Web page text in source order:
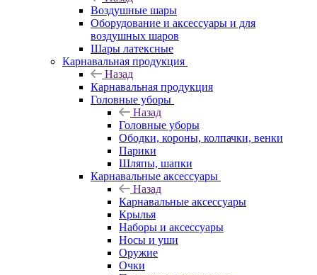
Воздушные шары
Оборудование и аксессуары и для
воздушных шаров
Шары латексные
Карнавальная продукция
Назад
Карнавальная продукция
Головные уборы
Назад
Головные уборы
Ободки, короны, колпачки, венки
Парики
Шляпы, шапки
Карнавальные аксессуары
Назад
Карнавальные аксессуары
Крылья
Наборы и аксессуары
Носы и уши
Оружие
Очки